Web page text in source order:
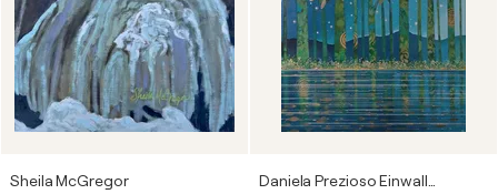
Sheila McGregor